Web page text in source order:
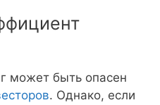
может быть опасен
. Однако, если